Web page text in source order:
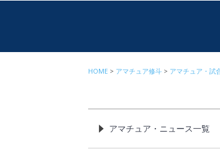
HOME アマチュア修斗 アマチュア・試
アマチュア・ニュース一覧